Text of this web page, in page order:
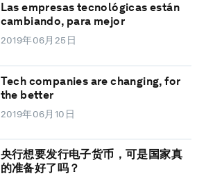
Las empresas tecnológicas están
cambiando, para mejor
2019年06月25日
Tech companies are changing, for
the better
2019年06月10日
央行想要发行电子货币，可是国家真
的准备好了吗？